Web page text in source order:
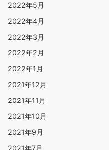
2022年5月
2022年4月
2022年3月
2022年2月
2022年1月
2021年12月
2021年11月
2021年10月
2021年9月
2021年7月